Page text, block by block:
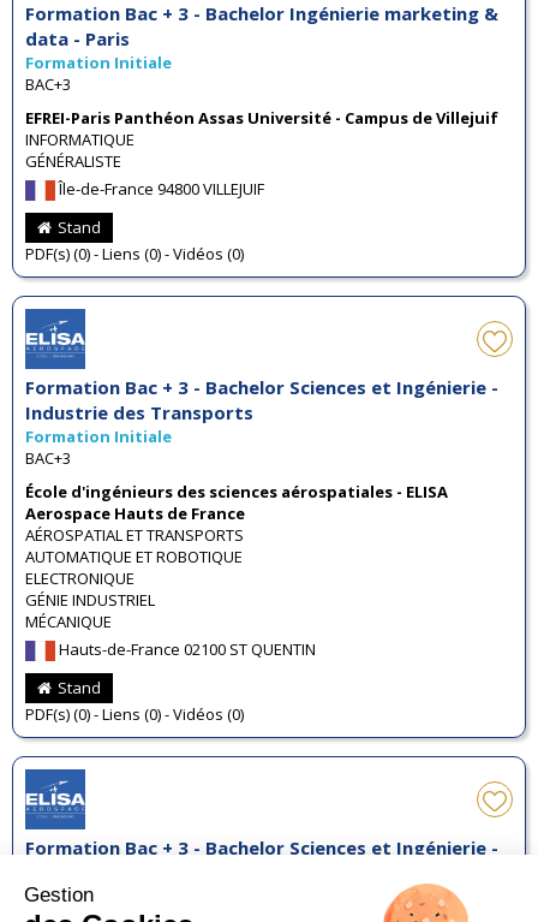
Formation Bac + 3 - Bachelor Ingénierie marketing &
data - Paris
Formation Initiale
BAC+3
EFREI-Paris Panthéon Assas Université - Campus de Villejuif
INFORMATIQUE
GÉNÉRALISTE
Île-de-France 94800 VILLEJUIF
Stand
PDF(s) (0) - Liens (0) - Vidéos (0)
Formation Bac + 3 - Bachelor Sciences et Ingénierie -
Industrie des Transports
Formation Initiale
BAC+3
École d'ingénieurs des sciences aérospatiales - ELISA
Aerospace Hauts de France
AÉROSPATIAL ET TRANSPORTS
AUTOMATIQUE ET ROBOTIQUE
ELECTRONIQUE
GÉNIE INDUSTRIEL
MÉCANIQUE
Hauts-de-France 02100 ST QUENTIN
Stand
PDF(s) (0) - Liens (0) - Vidéos (0)
Formation Bac + 3 - Bachelor Sciences et Ingénierie -
Formation Initiale